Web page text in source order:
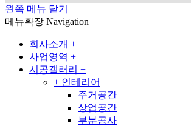
왼쪽 메뉴 닫기
메뉴확장 Navigation
회사소개 +
사업영역 +
시공갤러리 +
+ 인테리어
주거공간
상업공간
부분공사